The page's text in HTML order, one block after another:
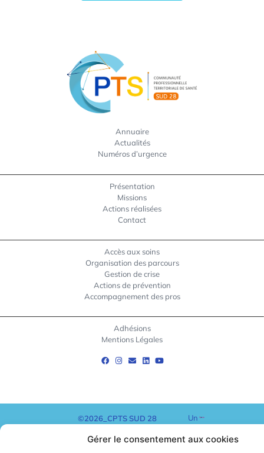
Gérer le consentement aux cookies
Annuaire
Actualités
Numéros d’urgence
Présentation
Missions
Actions réalisées
Contact
Accès aux soins
Organisation des parcours
Gestion de crise
Actions de prévention
Accompagnement des pros
Adhésions
Mentions Légales
©2026_CPTS SUD 28
Un
créé